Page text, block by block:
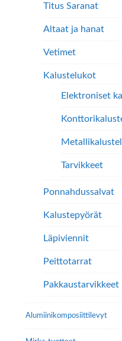
Titus Saranat
Altaat ja hanat
Vetimet
Kalustelukot
Elektroniset
Tarvikkeet
Ponnahdussalvat
Kalustepyörät
Läpiviennit
Peittotarrat
Pakkaustarvikkeet
Alumiini­komposiitti­levyt